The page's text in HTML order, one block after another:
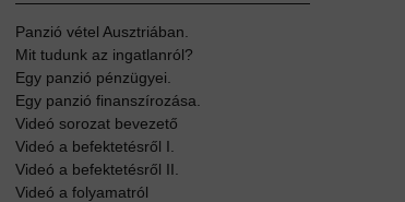
Panzió vétel Ausztriában.
Mit tudunk az ingatlanról?
Egy panzió pénzügyei.
Egy panzió finanszírozása.
Videó sorozat bevezető
Videó a befektetésről I.
Videó a befektetésről II.
Videó a folyamatról